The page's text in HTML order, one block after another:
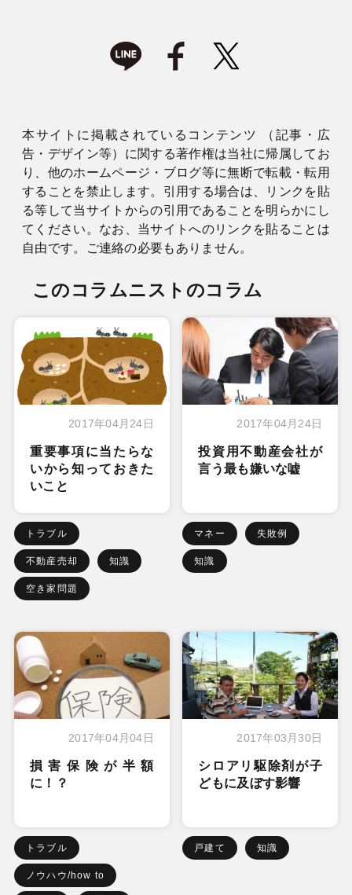
本サイトに掲載されているコンテンツ （記事・広
告・デザイン等）に関する著作権は当社に帰属してお
り、他のホームページ・ブログ等に無断で転載・転用
することを禁止します。引用する場合は、リンクを貼
る等して当サイトからの引用であることを明らかにし
てください。なお、当サイトへのリンクを貼ることは
自由です。ご連絡の必要もありません。
このコラムニストのコラム
2017年04月24日
重要事項に当たらな
いから知っておきた
いこと
トラブル
不動産売却 知識
空き家問題
2017年04月24日
投資用不動産会社が
言う最も嫌いな嘘
マネー 失敗例
知識
2017年04月04日
損害保険が半額
に！？
トラブル
ノウハウ/how to
2017年03月30日
シロアリ駆除剤が子
どもに及ぼす影響
戸建て 知識